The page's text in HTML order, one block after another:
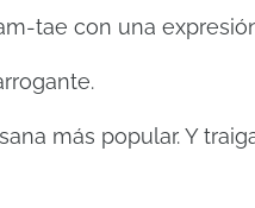
tae con una
más popular. Y